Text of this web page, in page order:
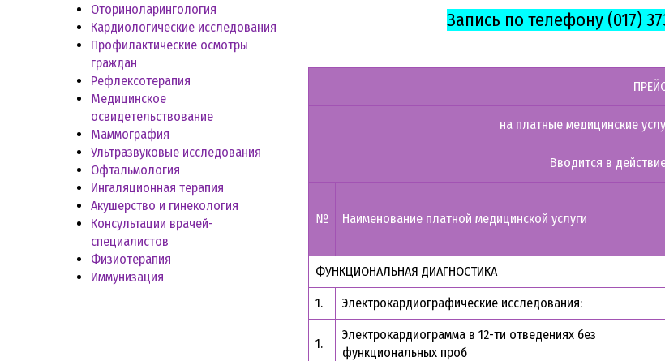
Запись по телефону (017)
на платные медицинские
Вводится в
№ Наименование платной медицинской услуги
ФУНКЦИОНАЛЬНАЯ ДИАГНОСТИКА
1. Электрокардиографические исследования:
1.
Электрокардиограмма в 12-ти отведениях без
функциональных проб
Оториноларингология
Кардиологические исследования
Профилактические осмотры
граждан
Рефлексотерапия
Медицинское
освидетельствование
Маммография
Ультразвуковые исследования
Офтальмология
Ингаляционная терапия
Акушерство и гинекология
Консультации врачей-
специалистов
Физиотерапия
Иммунизация